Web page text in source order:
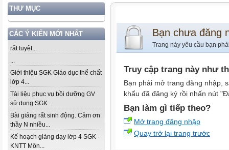
THƯ MỤC
CÁC Ý KIẾN MỚI NHẤT
rất tuyệt...
...
Giới thiệu SGK Giáo dục thể chất
lớp 4...
Tài liệu phục vụ bồi dưỡng GV
sử dụng SGK...
Bài giảng rất sinh động. Cảm ơn
thầy N nhiều...
Kế hoạch giảng dạy lớp 4 SGK -
KNTT Môn...
Bạn chưa đăng
Trang này yêu cầu bạn
Truy cập trang này như
Bạn phải mở trang đăng nhập,
khẩu đã đăng ký rồi nhấn nút
Bạn làm gì tiếp theo?
Mở trang đăng nhập
Quay trở lại trang trước